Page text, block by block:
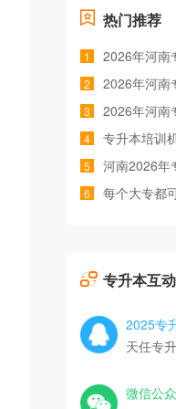
热门推荐
1 2026年河南专
2 2026年河南专
3 2026年河南专升
4 专升本培训
5 河南2026年
6 每个大专都
专升本互动
2025专
天任专
微信公